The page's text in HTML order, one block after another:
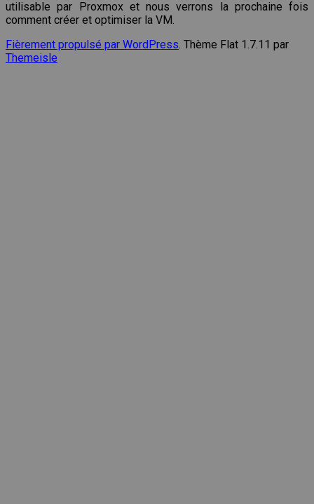
utilisable par Proxmox et nous verrons la prochaine fois
comment créer et optimiser la VM.
Fièrement propulsé par WordPress . Thème Flat 1.7.11 par
Themeisle